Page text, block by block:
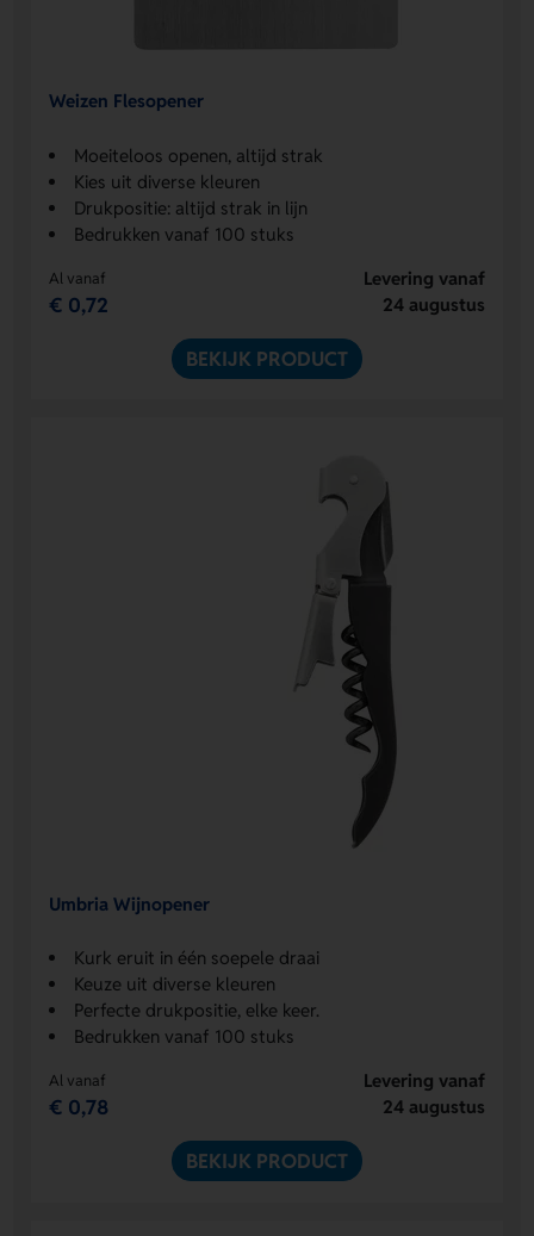
Weizen Flesopener
Moeiteloos openen, altijd strak
Kies uit diverse kleuren
Drukpositie: altijd strak in lijn
Bedrukken vanaf 100 stuks
Al vanaf
€ 0,72
Levering vanaf
24 augustus
BEKIJK PRODUCT
Umbria Wijnopener
Kurk eruit in één soepele draai
Keuze uit diverse kleuren
Perfecte drukpositie, elke keer.
Bedrukken vanaf 100 stuks
Al vanaf
€ 0,78
Levering vanaf
24 augustus
BEKIJK PRODUCT